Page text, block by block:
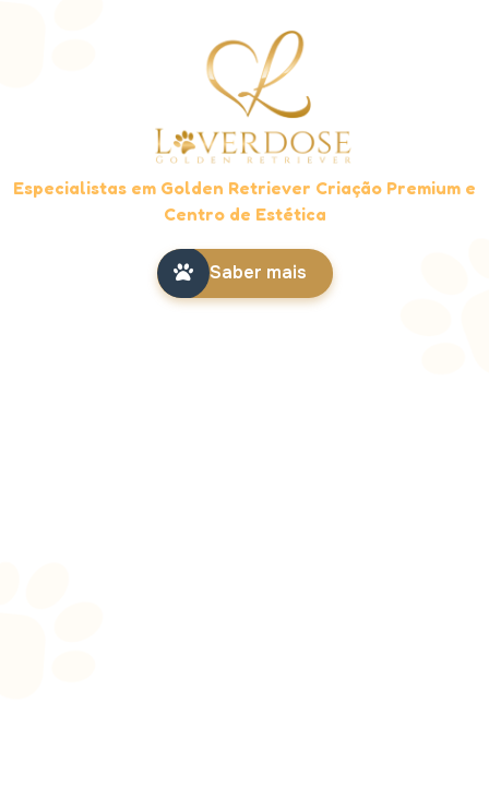
Especialistas em Golden Retriever Criação Premium e
Centro de Estética
Saber mais